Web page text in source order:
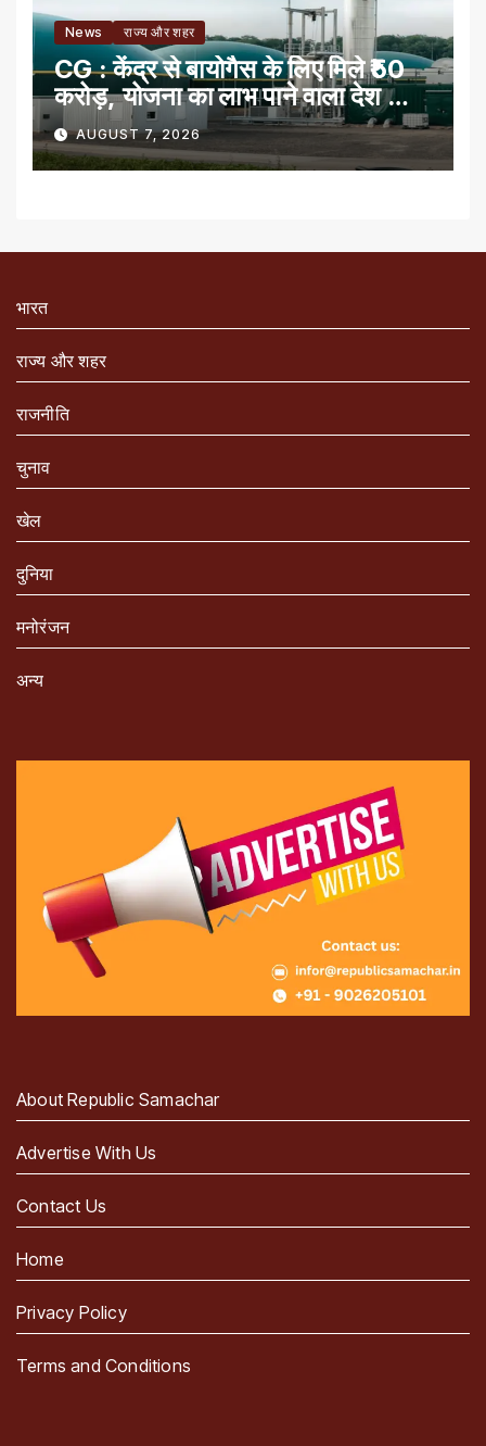
News राज्य और शहर
CG : केंद्र से बायोगैस के लिए मिले ₹50
करोड़, योजना का लाभ पाने वाला देश का
पहला राज्य
AUGUST 7, 2026
भारत
राज्य और शहर
राजनीति
चुनाव
खेल
दुनिया
मनोरंजन
अन्य
About Republic Samachar
Advertise With Us
Contact Us
Home
Privacy Policy
Terms and Conditions